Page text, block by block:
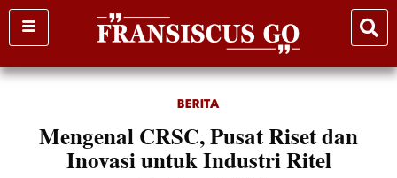
Skip
to
BERITA
Mengenal CRSC, Pusat Riset dan
Inovasi untuk Industri Ritel